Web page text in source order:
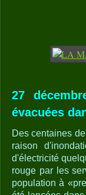
27
évacuées
Des centaines
raison
d'électricité
rouge par les
population à